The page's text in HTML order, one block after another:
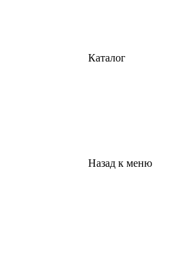
Каталог
Назад к меню